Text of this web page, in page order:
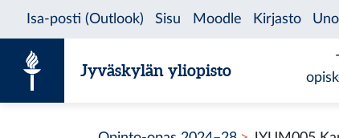
Jyväskylän yliopisto